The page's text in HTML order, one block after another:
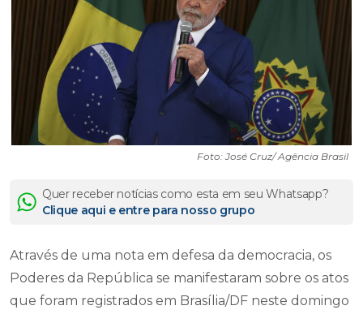
Foto: José Cruz/ Agência Brasil
Quer receber notícias como esta em seu Whatsapp?
Clique aqui e entre para nosso grupo
Através de uma nota em defesa da democracia, os
Poderes da República se manifestaram sobre os atos
que foram registrados em Brasília/DF neste domingo